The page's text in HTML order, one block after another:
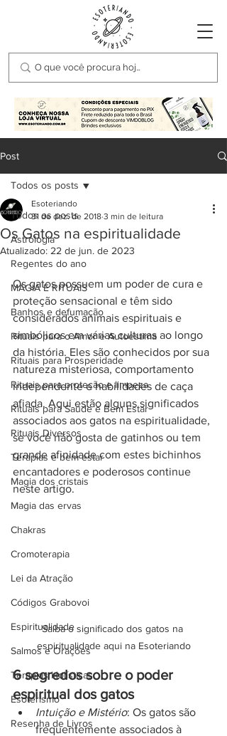
Post
Todos os posts
Astrologia
Regentes do ano
MAGIA E RITUAIS
Banhos e defumação
Rituais para o Amor e Autoestima
Rituais para Prosperidade
Rituais para proteção e limpeza
Rituais para Saúde e Bem Estar
Rituais Diversos
Terapias e bem estar
Magia dos cristais
Magia das ervas
Chakras
Cromoterapia
Lei da Atração
Códigos Grabovoi
Espiritualidade
Salmos e Orações
Terapias Holísticas
Esoterismo
Resenha de Livros
Todos os posts
Os Gatos na espiritualidade
Esoteriando
31 de dez. de 2018 3 min de leitura
Atualizado: 22 de jun. de 2023
Os gatos possuem um poder de cura e
proteção sensacional e têm sido
considerados animais espirituais e
simbólicos em várias culturas ao longo
da história. Eles são conhecidos por sua
natureza misteriosa, comportamento
independente e habilidades de caça
afiada. Aqui estão alguns significados
associados aos gatos na espiritualidade,
se você não gosta de gatinhos ou tem
grande afinidade com estes bichinhos
encantadores e poderosos continue
neste artigo.
Saiba o significado dos gatos na
espiritualidade aqui na Esoteriando
6 segredos sobre o poder
espiritual dos gatos
Intuição e Mistério: Os gatos são
frequentemente associados à